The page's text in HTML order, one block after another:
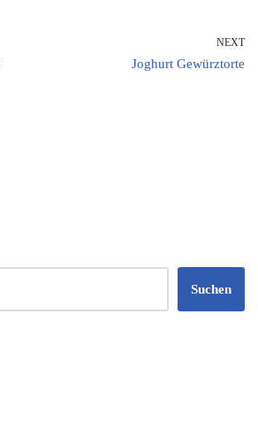
NEXT
Joghurt Gewürztorte
Suchen